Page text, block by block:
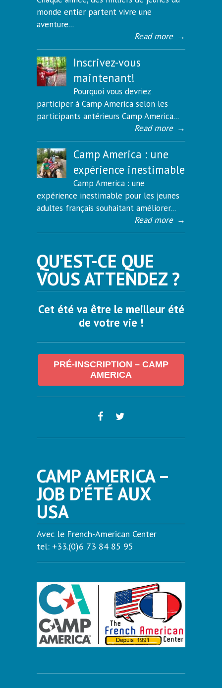
monde entier partent vivre une
aventure...
Read more →
Inscrivez-vous
maintenant!
Pourquoi vous devriez
participer à Camp America selon les
participants antérieurs Camp America...
Read more →
Camp America : une
expérience inestimable
Camp America : une
expérience inestimable pour les jeunes
adultes français souhaitant améliorer...
Read more →
QU’EST-CE QUE
VOUS ATTENDEZ ?
Cet été va être le meilleur été
de votre vie !
PRÉ-INSCRIPTION – CAMP
AMERICA
CAMP AMERICA –
JOB D’ÉTÉ AUX
USA
Avec le French-American Center
tel: +33.(0)6 73 84 85 95